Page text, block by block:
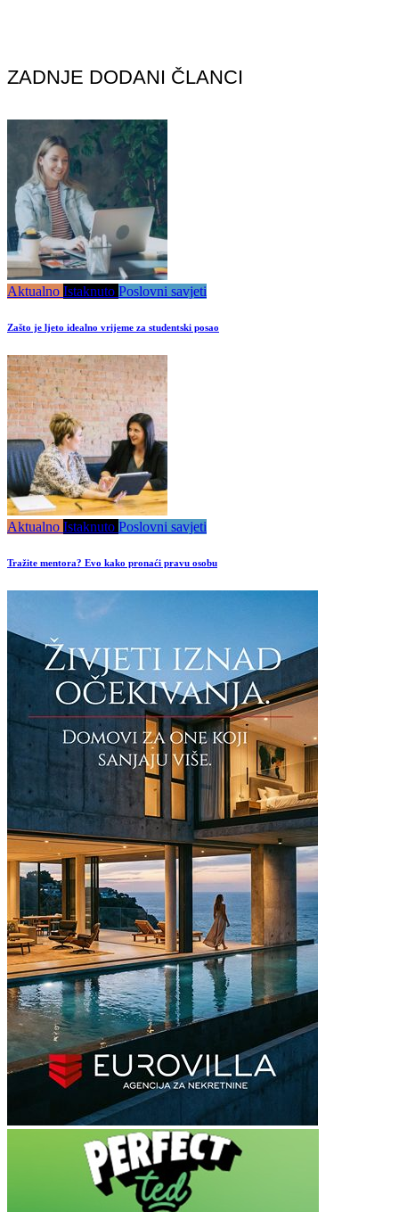
ZADNJE DODANI ČLANCI
Aktualno Istaknuto Poslovni savjeti
Zašto je ljeto idealno vrijeme za studentski posao
Aktualno Istaknuto Poslovni savjeti
Tražite mentora? Evo kako pronaći pravu osobu